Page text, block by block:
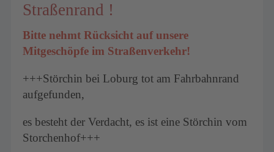
Straßenrand !
Bitte nehmt Rücksicht auf unsere
Mitgeschöpfe im Straßenverkehr!
+++Störchin bei Loburg tot am Fahrbahnrand
aufgefunden,
es besteht der Verdacht, es ist eine Störchin vom
Storchenhof+++